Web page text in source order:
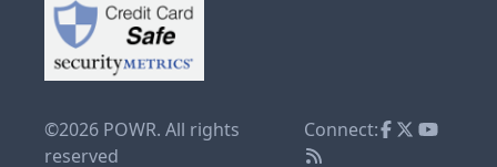
©2026 POWR. All rights
reserved
Connect: